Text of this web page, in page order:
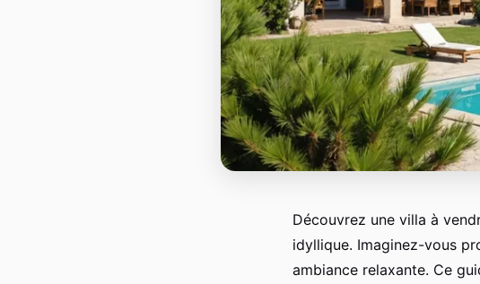
Découvrez une villa à
idyllique. Imaginez-vous
ambiance relaxante. Ce